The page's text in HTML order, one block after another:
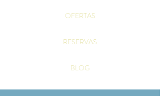
OFERTAS
RESERVAS
BLOG